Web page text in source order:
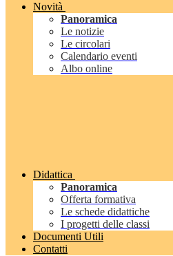
Novità
Panoramica
Le notizie
Le circolari
Calendario eventi
Albo online
Didattica
Panoramica
Offerta formativa
Le schede didattiche
I progetti delle classi
Documenti Utili
Contatti